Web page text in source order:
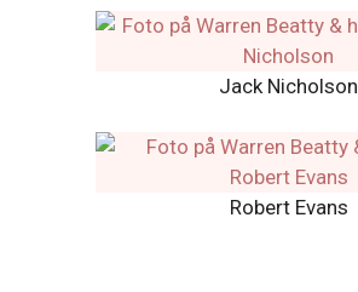
Jack Nicholson
Robert Evans